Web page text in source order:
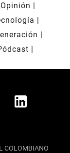
Opinión
COLOMBIANO